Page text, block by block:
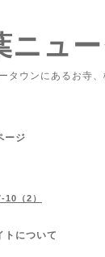
ニュ
タウンにあるお寺
ージ
10（2）
トについて